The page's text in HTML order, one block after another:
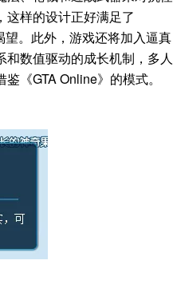
这样的设计正好满足了
望。此外，游戏还将加入逼真
数值驱动的成长机制，多人
《GTA Online》的模式。